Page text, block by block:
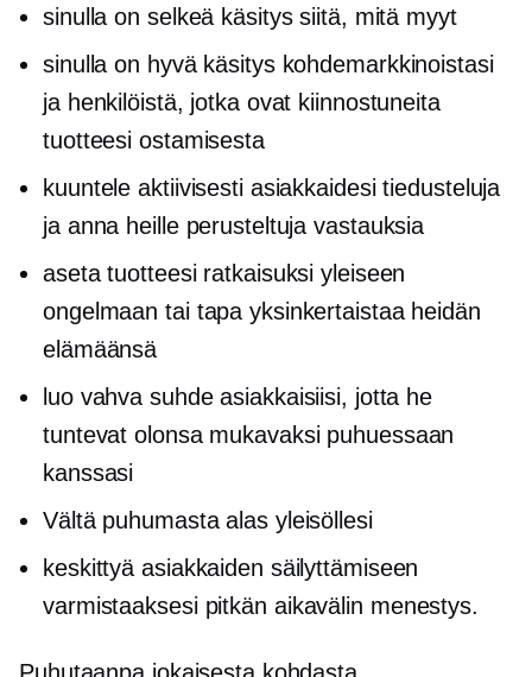
sinulla on selkeä käsitys siitä, mitä myyt
sinulla on hyvä käsitys kohdemarkkinoistasi
ja henkilöistä, jotka ovat kiinnostuneita
tuotteesi ostamisesta
kuuntele aktiivisesti asiakkaidesi tiedusteluja
ja anna heille perusteltuja vastauksia
aseta tuotteesi ratkaisuksi yleiseen
ongelmaan tai tapa yksinkertaistaa heidän
elämäänsä
luo vahva suhde asiakkaisiisi, jotta he
tuntevat olonsa mukavaksi puhuessaan
kanssasi
Vältä puhumasta alas yleisöllesi
keskittyä asiakkaiden säilyttämiseen
varmistaaksesi pitkän aikavälin menestys.